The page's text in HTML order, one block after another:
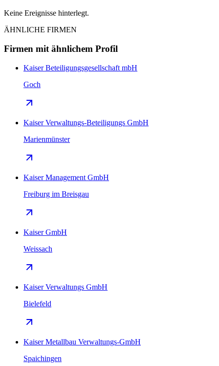
Keine Ereignisse hinterlegt.
ÄHNLICHE FIRMEN
Firmen mit ähnlichem Profil
Kaiser Beteiligungsgesellschaft mbH
Goch
Kaiser Verwaltungs-Beteiligungs GmbH
Marienmünster
Kaiser Management GmbH
Freiburg im Breisgau
Kaiser GmbH
Weissach
Kaiser Verwaltungs GmbH
Bielefeld
Kaiser Metallbau Verwaltungs-GmbH
Spaichingen